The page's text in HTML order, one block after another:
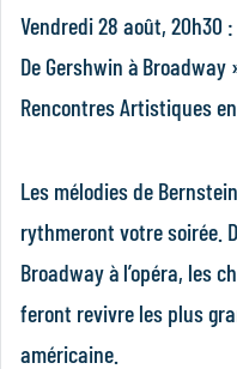
Vendredi 28 août, 20h30
De Gershwin à
Rencontres Artistiques
Les mélodies de
rythmeront votre soirée.
Broadway à l’opéra, les
feront revivre les plus
américaine.